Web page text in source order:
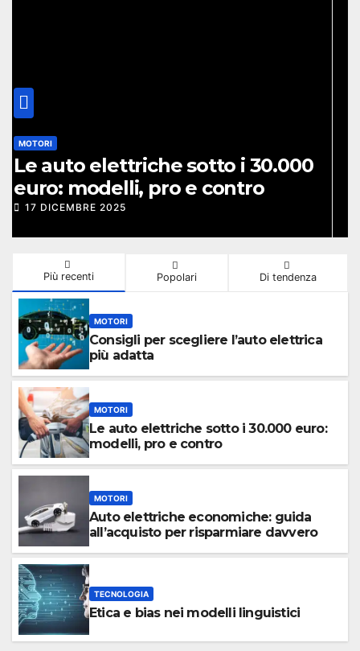
MOTORI
Auto elettriche economiche:
guida all’acquisto per
risparmiare davvero
10 DICEMBRE 2025
Più recenti Popolari Di tendenza
MOTORI
Consigli per scegliere l’auto elettrica
più adatta
MOTORI
Le auto elettriche sotto i 30.000 euro:
modelli, pro e contro
MOTORI
Auto elettriche economiche: guida
all’acquisto per risparmiare davvero
TECNOLOGIA
Etica e bias nei modelli linguistici